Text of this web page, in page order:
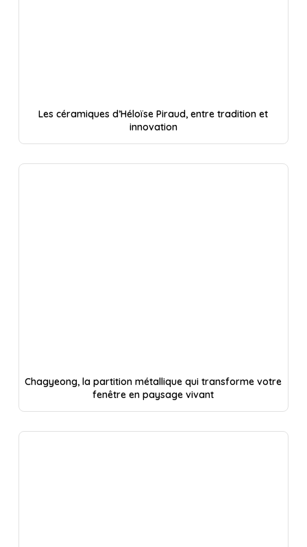
Les céramiques d’Héloïse Piraud, entre tradition et
innovation
Chagyeong, la partition métallique qui transforme votre
fenêtre en paysage vivant